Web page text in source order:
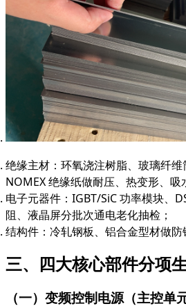
绝缘主材：环氧浇注树脂、玻璃纤维
NOMEX 绝缘纸做耐压、热变形、吸
电子元器件：IGBT/SiC 功率模块、
阻、液晶屏分批次通电老化抽检；
结构件：冷轧钢板、铝合金型材做防
三、四大核心部件分项
（一）变频控制电源（主控单